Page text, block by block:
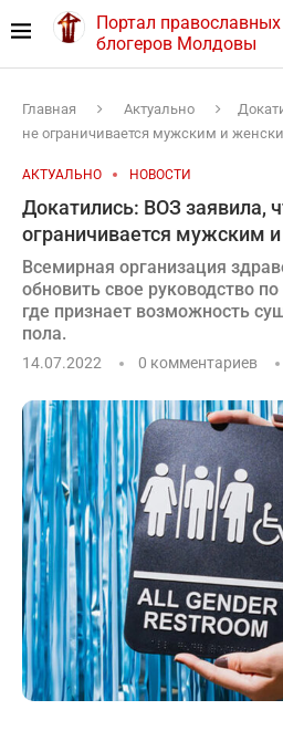
Портал
блогеров Молдовы
Главная Актуально
не ограничивается мужским и
АКТУАЛЬНО НОВОСТИ
Докатились: ВОЗ заявила,
ограничивается мужским
Всемирная организация
обновить свое руководство
где признает возможность
пола.
14.07.2022 0 комментариев